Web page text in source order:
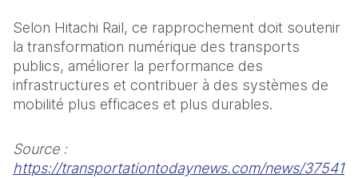
Selon Hitachi Rail, ce rapprochement doit soutenir
la transformation numérique des transports
publics, améliorer la performance des
infrastructures et contribuer à des systèmes de
mobilité plus efficaces et plus durables.
Source :
https://transportationtodaynews.com/news/37541